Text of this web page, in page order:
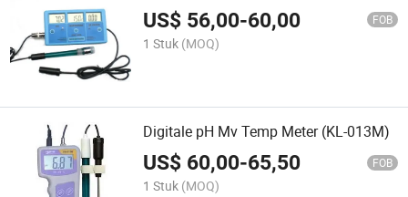
US$ 56,00-60,00 FOB
1 Stuk (MOQ)
Digitale pH Mv Temp Meter (KL-013M)
US$ 60,00-65,50 FOB
1 Stuk (MOQ)